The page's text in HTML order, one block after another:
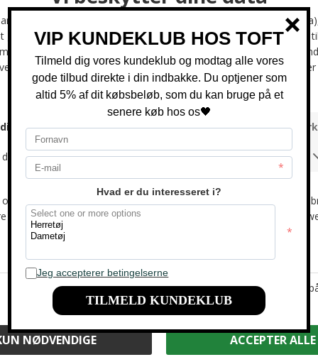
ICHI - IHMADELLY | T-SHIRT GML BLUE
DKK 200,-
DKK 350,-
Web + Ry
INWEAR - RINDAIW | TOP FRENCH NOUGAT
DKK 350,-
Web + Ry
DKK 400,-
Web + Ry Web + Ry